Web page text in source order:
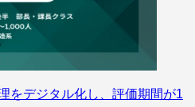
をデジタル化し、評価期間が1